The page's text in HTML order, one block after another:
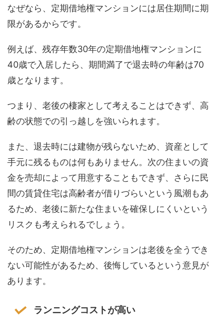
なぜなら、定期借地権マンションには居住期間に期
限があるからです。
例えば、残存年数30年の定期借地権マンションに
40歳で入居したら、期間満了で退去時の年齢は70
歳となります。
つまり、老後の棲家として考えることはできず、高
齢の状態での引っ越しを強いられます。
また、退去時には建物が残らないため、資産として
手元に残るものは何もありません。次の住まいの資
金を売却によって用意することもできず、さらに民
間の賃貸住宅は高齢者が借りづらいという風潮もあ
るため、老後に新たな住まいを確保しにくいという
リスクも考えられるでしょう。
そのため、定期借地権マンションは老後を全うでき
ない可能性があるため、後悔しているという意見が
あります。
ランニングコストが高い